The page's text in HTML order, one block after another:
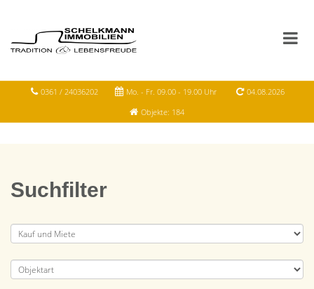
0361 / 24036202 Mo. - Fr. 09.00 - 19.00 Uhr
04.08.2026
Objekte: 184
Suchfilter